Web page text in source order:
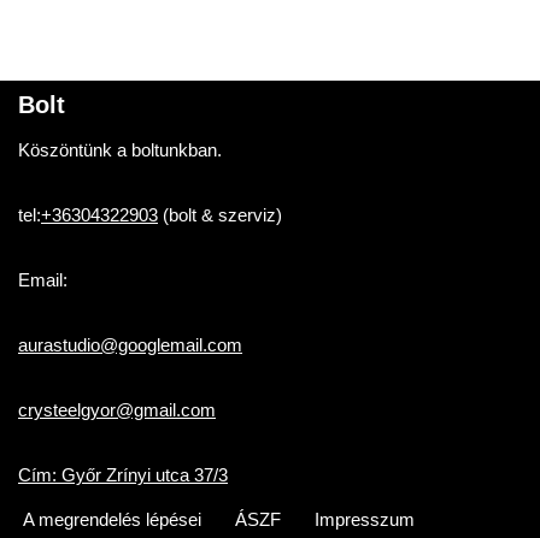
Bolt
Köszöntünk a boltunkban.
tel:+36304322903 (bolt & szerviz)
Email:
aurastudio@googlemail.com
crysteelgyor@gmail.com
Cím: Győr Zrínyi utca 37/3
A megrendelés lépései ÁSZF
Impresszum